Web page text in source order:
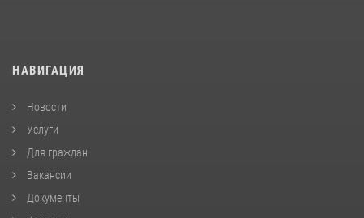
НАВИГАЦИЯ
Новости
Услуги
Для граждан
Вакансии
Документы